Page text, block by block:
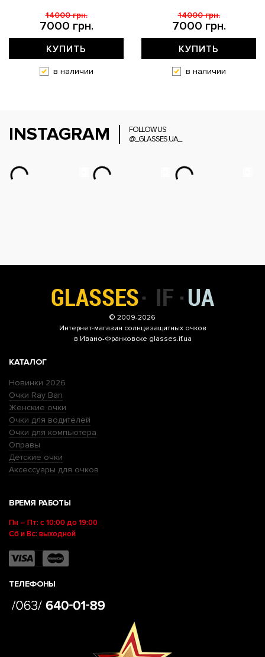
7000 грн.
14000 грн.
КУПИТЬ
в наличии
7000 грн.
14000 грн.
КУПИТЬ
в наличии
INSTAGRAM
FOLLOW US
@_GLASSES.UA_
© 2009-2026
Интернет-магазин солнцезащитных очков
в Ивано-Франковске glasses.if.ua
КАТАЛОГ
Новинки 2026
Очки Ray Ban
Женские очки
Очки для водителей
Очки для компьютера
Оправы
Детские очки
Аксессуары для очков
ВРЕМЯ РАБОТЫ
Пн – Пт: с 10:00 до 19:00
Сб и Вс: выходной
ТЕЛЕФОНЫ